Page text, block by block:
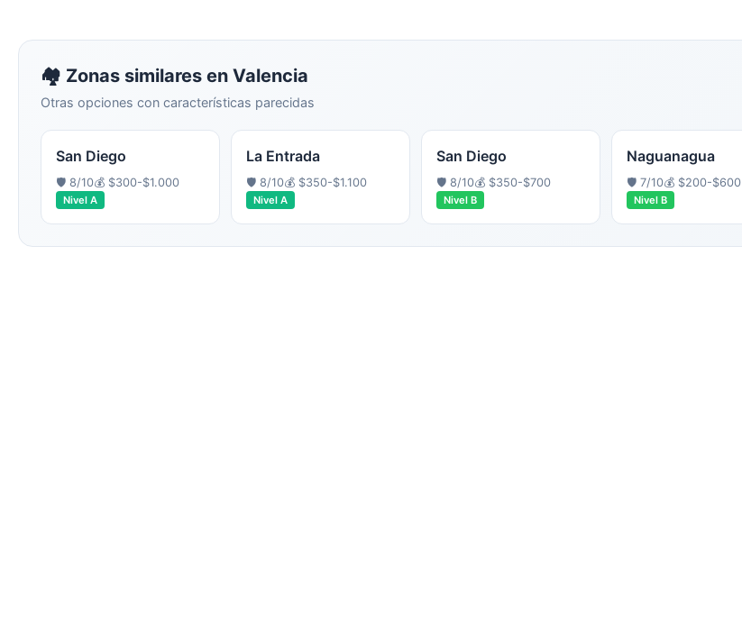
🏘️ Zonas similares en Valencia
Otras opciones con características parecidas
San Diego
🛡️ 8/10💰 $300-$1.000
Nivel A
La Entrada
🛡️ 8/10💰 $350-$1.100
Nivel A
San Diego
🛡️ 8/10💰 $350-$700
Nivel B
Naguanagua
🛡️ 7/10💰 $200-$600
Nivel B